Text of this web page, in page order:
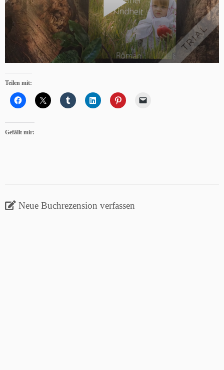
Teilen mit:
Gefällt mir:
Neue Buchrezension verfassen